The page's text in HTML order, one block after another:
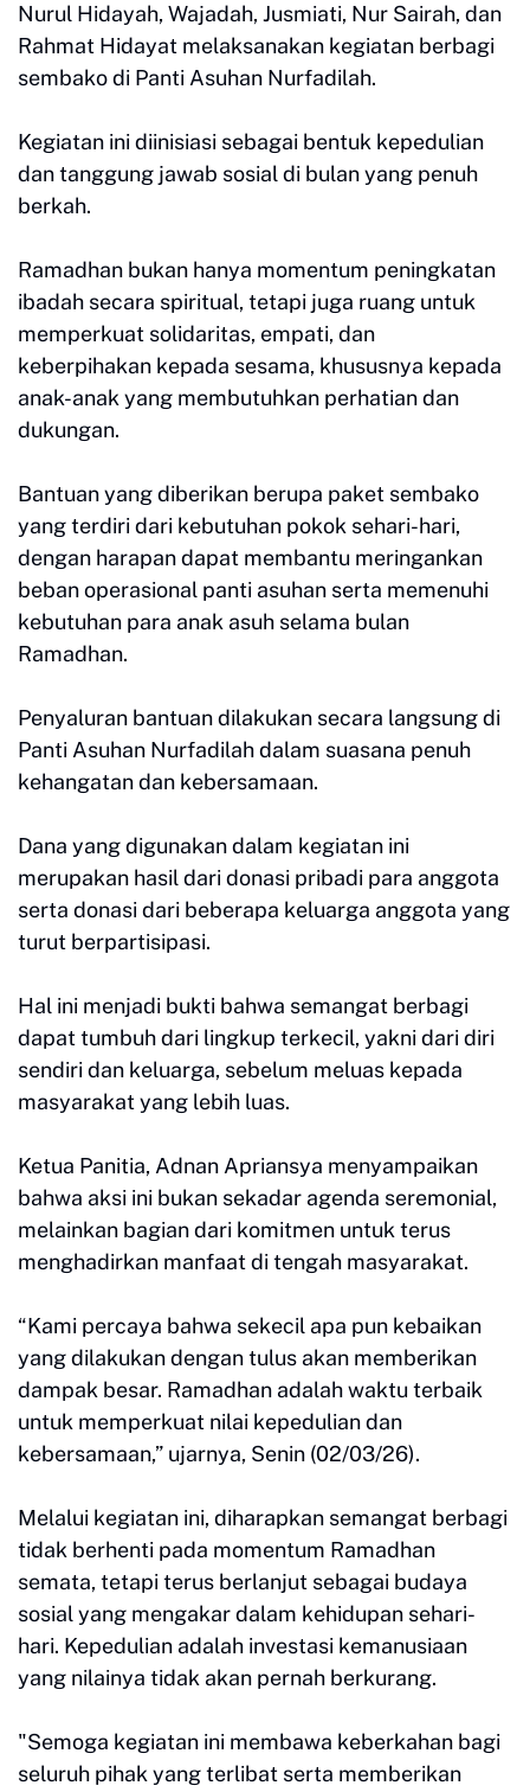
Nurul Hidayah, Wajadah, Jusmiati, Nur Sairah, dan
Rahmat Hidayat melaksanakan kegiatan berbagi
sembako di Panti Asuhan Nurfadilah.
Kegiatan ini diinisiasi sebagai bentuk kepedulian
dan tanggung jawab sosial di bulan yang penuh
berkah.
Ramadhan bukan hanya momentum peningkatan
ibadah secara spiritual, tetapi juga ruang untuk
memperkuat solidaritas, empati, dan
keberpihakan kepada sesama, khususnya kepada
anak-anak yang membutuhkan perhatian dan
dukungan.
Bantuan yang diberikan berupa paket sembako
yang terdiri dari kebutuhan pokok sehari-hari,
dengan harapan dapat membantu meringankan
beban operasional panti asuhan serta memenuhi
kebutuhan para anak asuh selama bulan
Ramadhan.
Penyaluran bantuan dilakukan secara langsung di
Panti Asuhan Nurfadilah dalam suasana penuh
kehangatan dan kebersamaan.
Dana yang digunakan dalam kegiatan ini
merupakan hasil dari donasi pribadi para anggota
serta donasi dari beberapa keluarga anggota yang
turut berpartisipasi.
Hal ini menjadi bukti bahwa semangat berbagi
dapat tumbuh dari lingkup terkecil, yakni dari diri
sendiri dan keluarga, sebelum meluas kepada
masyarakat yang lebih luas.
Ketua Panitia, Adnan Apriansya menyampaikan
bahwa aksi ini bukan sekadar agenda seremonial,
melainkan bagian dari komitmen untuk terus
menghadirkan manfaat di tengah masyarakat.
“Kami percaya bahwa sekecil apa pun kebaikan
yang dilakukan dengan tulus akan memberikan
dampak besar. Ramadhan adalah waktu terbaik
untuk memperkuat nilai kepedulian dan
kebersamaan,” ujarnya, Senin (02/03/26).
Melalui kegiatan ini, diharapkan semangat berbagi
tidak berhenti pada momentum Ramadhan
semata, tetapi terus berlanjut sebagai budaya
sosial yang mengakar dalam kehidupan sehari-
hari. Kepedulian adalah investasi kemanusiaan
yang nilainya tidak akan pernah berkurang.
"Semoga kegiatan ini membawa keberkahan bagi
seluruh pihak yang terlibat serta memberikan